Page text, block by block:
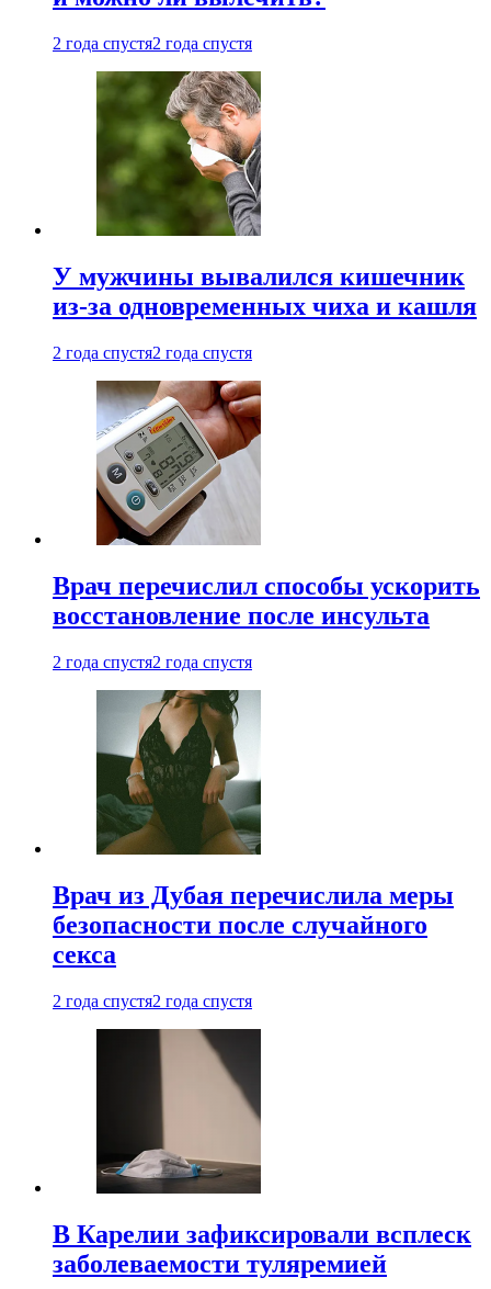
2 года спустя2 года спустя
У мужчины вывалился кишечник
из-за одновременных чиха и кашля
2 года спустя2 года спустя
Врач перечислил способы ускорить
восстановление после инсульта
2 года спустя2 года спустя
Врач из Дубая перечислила меры
безопасности после случайного
секса
2 года спустя2 года спустя
В Карелии зафиксировали всплеск
заболеваемости туляремией